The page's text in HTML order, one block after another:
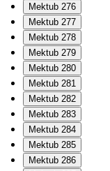
Mektub 276
Mektub 277
Mektub 278
Mektub 279
Mektub 280
Mektub 281
Mektub 282
Mektub 283
Mektub 284
Mektub 285
Mektub 286